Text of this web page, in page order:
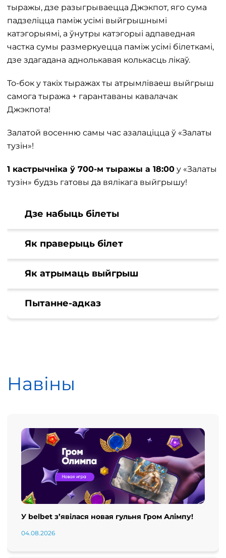
тыражы, дзе разыгрываецца Джэкпот, яго сума
падзеліцца паміж усімі выйгрышнымі
катэгорыямі, а ўнутры катэгорыі адпаведная
частка сумы размеркуецца паміж усімі білеткамі,
дзе здагадана аднолькавая колькасць лікаў.
То-бок у такіх тыражах ты атрымліваеш выйгрыш
самога тыража + гарантаваны кавалачак
Джэкпота!
Залатой восенню самы час азалаціцца ў «Залаты
тузін»!
1 кастрычніка ў 700-м тыражы а 18:00 у «Залаты
тузін» будзь гатовы да вялiкага выйгрышу!
Дзе набыць білеты
Як праверыць білет
Як атрымаць выйгрыш
Пытанне-адказ
Навіны
У belbet з’явілася новая гульня Гром Алімпу!
04.08.2026